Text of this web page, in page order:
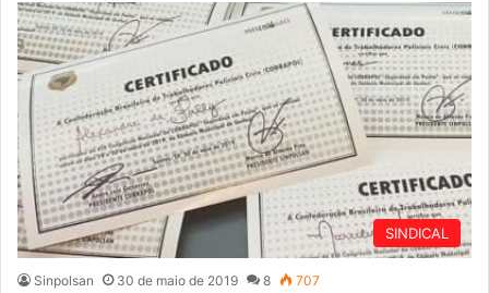
SINDICAL
Sinpolsan 30 de maio de 2019 8 707